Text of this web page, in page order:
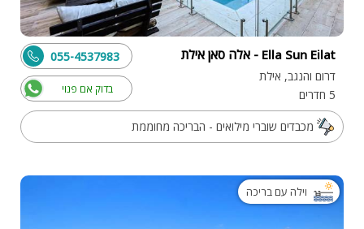
Ella Sun Eilat - אלה סאן אילת
דרום והנגב, אילת
5 חדרים
בדוק אם פנוי
055-4537983
מכבדים שוברי מילואים - הבריכה מחוממת
וילה עם בריכה